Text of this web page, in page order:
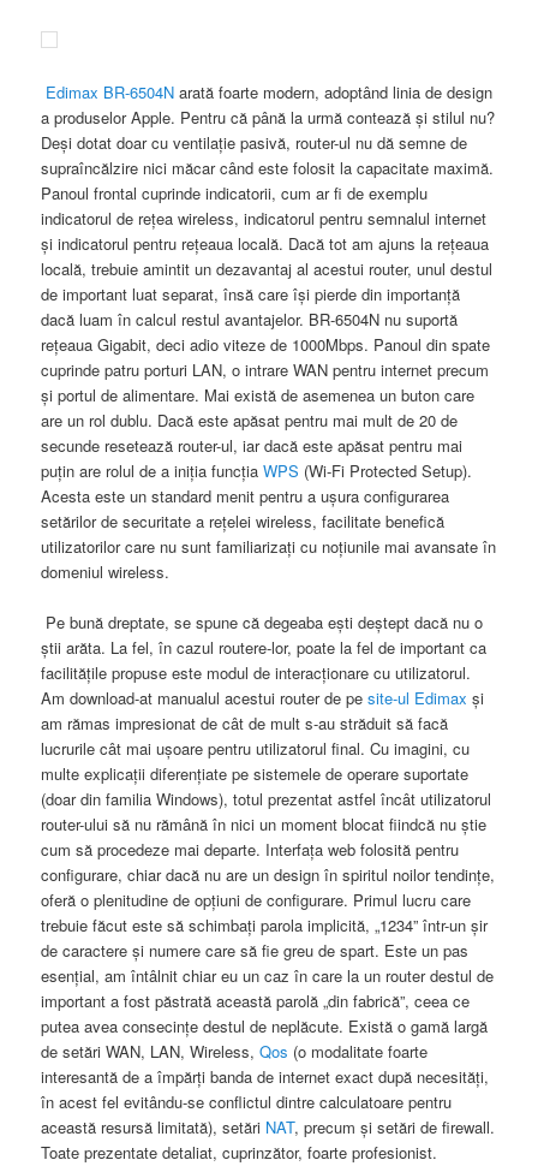
Edimax BR-6504N arată foarte modern, adoptând linia de design
a produselor Apple. Pentru că până la urmă contează şi stilul nu?
Deşi dotat doar cu ventilaţie pasivă, router-ul nu dă semne de
supraîncălzire nici măcar când este folosit la capacitate maximă.
Panoul frontal cuprinde indicatorii, cum ar fi de exemplu
indicatorul de reţea wireless, indicatorul pentru semnalul internet
şi indicatorul pentru reţeaua locală. Dacă tot am ajuns la reţeaua
locală, trebuie amintit un dezavantaj al acestui router, unul destul
de important luat separat, însă care îşi pierde din importanţă
dacă luam în calcul restul avantajelor. BR-6504N nu suportă
reţeaua Gigabit, deci adio viteze de 1000Mbps. Panoul din spate
cuprinde patru porturi LAN, o intrare WAN pentru internet precum
şi portul de alimentare. Mai există de asemenea un buton care
are un rol dublu. Dacă este apăsat pentru mai mult de 20 de
secunde resetează router-ul, iar dacă este apăsat pentru mai
puţin are rolul de a iniţia funcţiaWPS (Wi-Fi Protected Setup).
Acesta este un standard menit pentru a uşura configurarea
setărilor de securitate a reţelei wireless, facilitate benefică
utilizatorilor care nu sunt familiarizaţi cu noţiunile mai avansate în
domeniul wireless.
Pe bună dreptate, se spune că degeaba eşti deştept dacă nu o
ştii arăta. La fel, în cazul routere-lor, poate la fel de important ca
facilităţile propuse este modul de interacţionare cu utilizatorul.
Am download-at manualul acestui router de pesite-ul Edimax şi
am rămas impresionat de cât de mult s-au străduit să facă
lucrurile cât mai uşoare pentru utilizatorul final. Cu imagini, cu
multe explicaţii diferenţiate pe sistemele de operare suportate
(doar din familia Windows), totul prezentat astfel încât utilizatorul
router-ului să nu rămână în nici un moment blocat fiindcă nu ştie
cum să procedeze mai departe. Interfaţa web folosită pentru
configurare, chiar dacă nu are un design în spiritul noilor tendinţe,
oferă o plenitudine de opţiuni de configurare. Primul lucru care
trebuie făcut este să schimbaţi parola implicită, „1234” într-un şir
de caractere şi numere care să fie greu de spart. Este un pas
esenţial, am întâlnit chiar eu un caz în care la un router destul de
important a fost păstrată această parolă „din fabrică”, ceea ce
putea avea consecinţe destul de neplăcute. Există o gamă largă
de setări WAN, LAN, Wireless,Qos (o modalitate foarte
interesantă de a împărţi banda de internet exact după necesităţi,
în acest fel evitându-se conflictul dintre calculatoare pentru
această resursă limitată), setări NAT, precum şi setări de firewall.
Toate prezentate detaliat, cuprinzător, foarte profesionist.